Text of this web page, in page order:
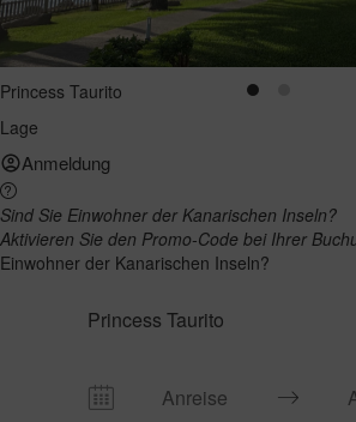
Princess Taurito
Lage
Anmeldung
Sind Sie Einwohner der Kanarischen Inseln?
Aktivieren Sie den Promo-Code bei Ihrer
Einwohner der Kanarischen Inseln?
Princess Taurito